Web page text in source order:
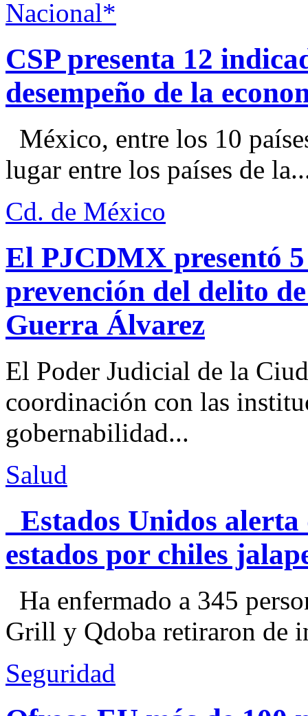
Nacional*
CSP presenta 12
desempeño de la
México, entre los 10
lugar entre los países de
Cd. de México
El PJCDMX presentó
prevención del delito
Guerra Álvarez
El Poder Judicial de la
coordinación con las
gobernabilidad...
Salud
Estados Unidos alerta
estados por chiles
Ha enfermado a 345
Grill y Qdoba retiraron de
Seguridad